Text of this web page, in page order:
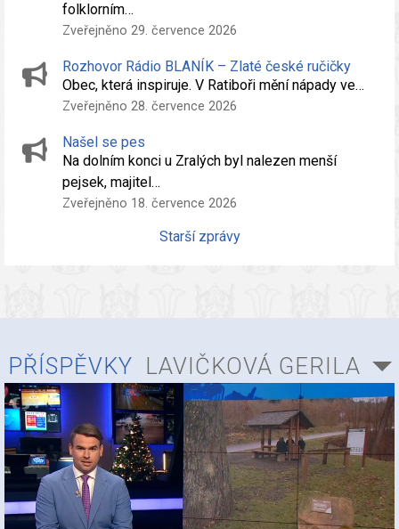
folklorním…
Zveřejněno 29. července 2026
Rozhovor Rádio BLANÍK – Zlaté české ručičky
Obec, která inspiruje. V Ratiboři mění nápady ve…
Zveřejněno 28. července 2026
Našel se pes
Na dolním konci u Zralých byl nalezen menší
pejsek, majitel…
Zveřejněno 18. července 2026
Starší zprávy
PŘÍSPĚVKY LAVIČKOVÁ GERILA